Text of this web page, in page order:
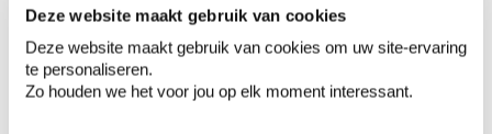
Deze website maakt gebruik van cookies
Deze website maakt gebruik van cookies om uw site-ervaring
te personaliseren.
Zo houden we het voor jou op elk moment interessant.
Couleurs tendance 2022